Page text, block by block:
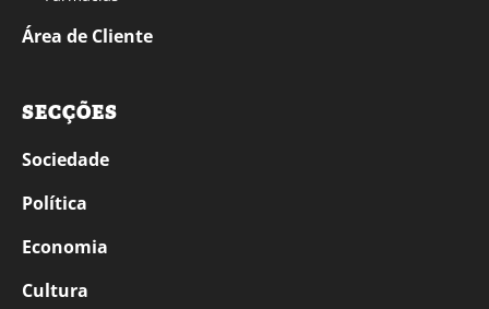
Área de Cliente
SECÇÕES
Sociedade
Política
Economia
Cultura